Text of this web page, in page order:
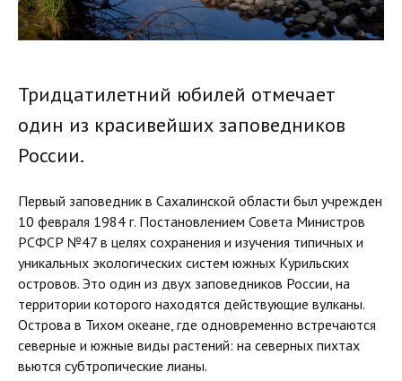
Тридцатилетний юбилей отмечает
один из красивейших заповедников
России.
Первый заповедник в Сахалинской области был учрежден
10 февраля 1984 г. Постановлением Совета Министров
PCФСР №47 в целях сохранения и изучения типичных и
уникальных экологических систем южных Курильских
островов. Это один из двух заповедников России, на
территории которого находятся действующие вулканы.
Острова в Тихом океане, где одновременно встречаются
северные и южные виды растений: на северных пихтах
вьются субтропические лианы.